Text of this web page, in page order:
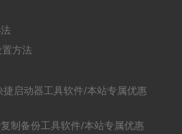
方法
启动器工具软件/本站专属优惠
制备份工具软件/本站专属优惠